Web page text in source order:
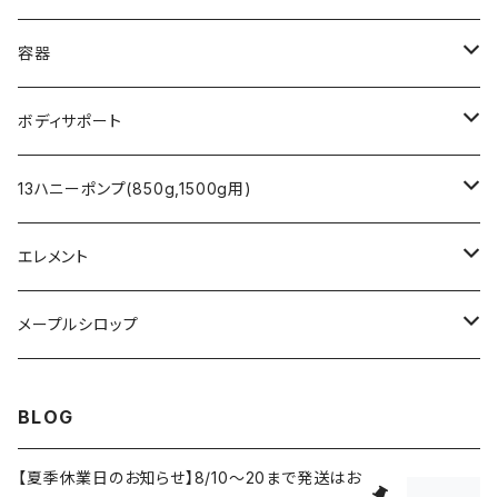
バックウィート
HFL(ハニーフォーライフ)
マヌカハニー
フランキンセンスウォーター
ホホバオイル
ココナッツオイル
バーム
フランキンセンスオイル
スキンオイル
ハニーエイド
クレイパック
容器
スプレーボトル
ボディサポート
腹巻タイプ トルマリン（ベージュ）
腹巻タイプ テラヘルツ（黒）
13ハニーポンプ(850g,1500g用)
13ハニーポンプ(850g,1500g用)
エレメント
火
メープルシロップ
BLOG
【夏季休業日のお知らせ】8/10～20まで発送はお